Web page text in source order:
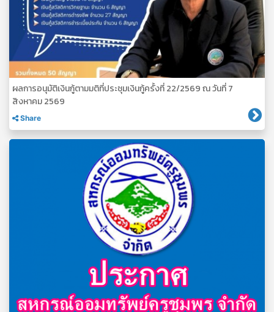
ผลการอนุมัติเงินกู้ตามมติที่ประชุมเงินกู้ครั้งที่ 22/2569 ณ วันที่ 7
สิงหาคม 2569
Share